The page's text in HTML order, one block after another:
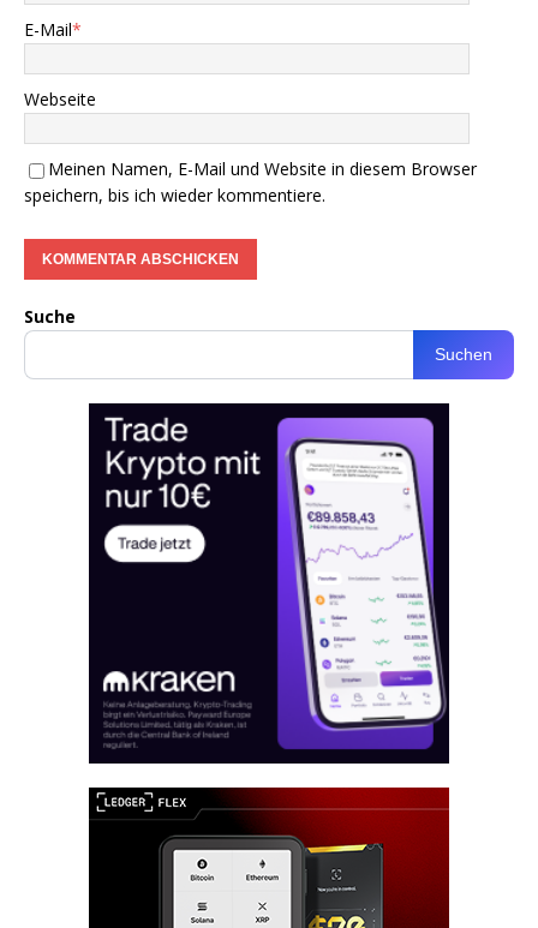
E-Mail*
Webseite
Meinen Namen, E-Mail und Website in diesem Browser
speichern, bis ich wieder kommentiere.
Suche
Suchen